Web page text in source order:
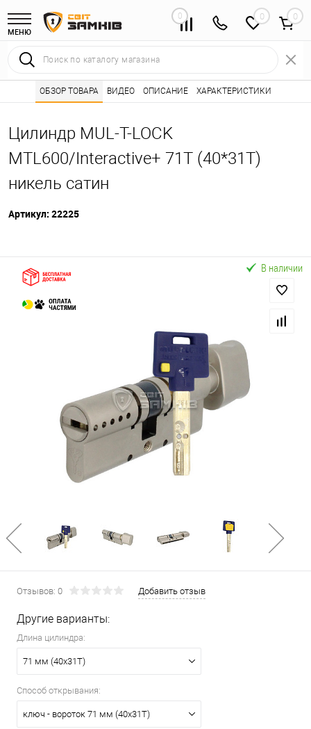
МЕНЮ
0 0
Интернет магазин замков Каталог товаров ⭐ • Сердцевины
Цилиндр MUL-T-LOCK
MTL600/Interactive+ 71T (40*31T)
никель сатин
Артикул: 22225
ОБЗОР ТОВАРА ВИДЕО ОПИСАНИЕ ХАРАКТЕРИСТИКИ
Отзывов: 0 Добавить отзыв
Другие варианты:
Длина цилиндра:
71 мм (40x31T)
Способ открывания:
ключ - вороток 71 мм (40x31T)
В наличии